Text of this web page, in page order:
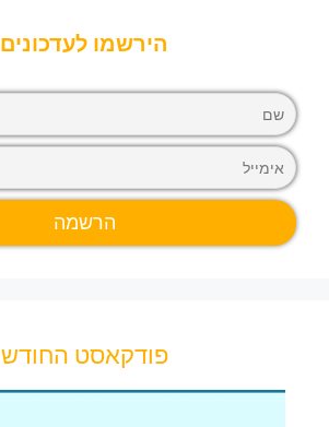
הירשמו לעדכונים
פודקאסט החודש